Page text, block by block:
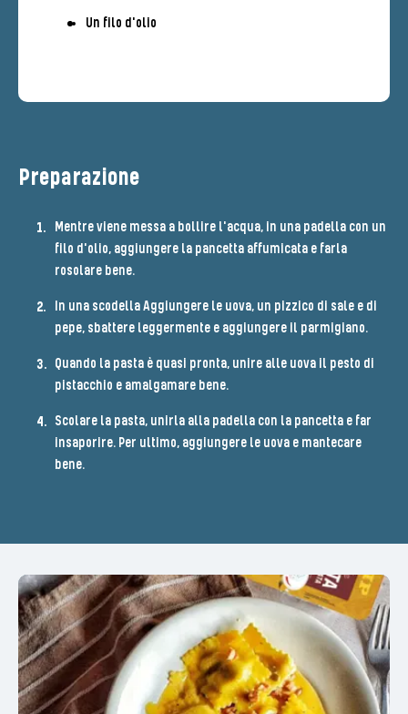
Un filo d'olio
Preparazione
Mentre viene messa a bollire l'acqua, in una padella con un
filo d'olio, aggiungere la pancetta affumicata e farla
rosolare bene.
In una scodella Aggiungere le uova, un pizzico di sale e di
pepe, sbattere leggermente e aggiungere il parmigiano.
Quando la pasta è quasi pronta, unire alle uova il pesto di
pistacchio e amalgamare bene.
Scolare la pasta, unirla alla padella con la pancetta e far
insaporire. Per ultimo, aggiungere le uova e mantecare
bene.